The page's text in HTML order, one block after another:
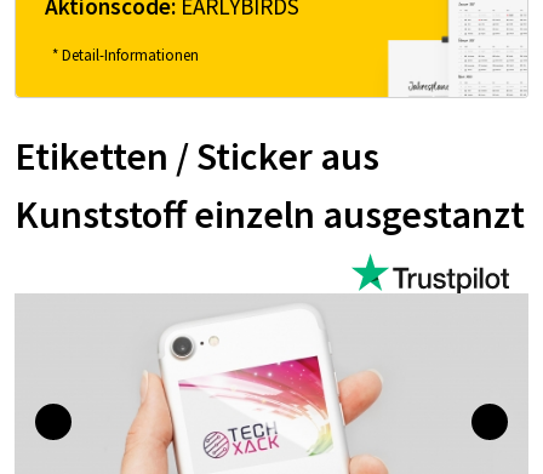
Aktionscode: EARLYBIRDS
* Detail-Informationen
Etiketten / Sticker aus
Kunststoff einzeln ausgestanzt